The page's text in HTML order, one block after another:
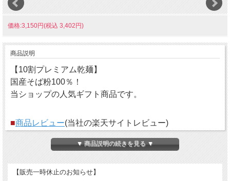
価格:3,150円(税込 3,402円)
商品説明
【10割プレミアム乾麺】
国産そば粉100％！
当ショップの人気ギフト商品です。
■商品レビュー(当社の楽天サイトレビュー)
▼ 商品説明の続きを見る ▼
【販売一時休止のお知らせ】